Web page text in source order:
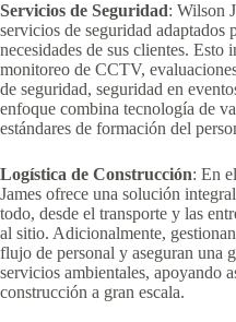
Servicios de Seguridad: Wilson
servicios de seguridad adaptados
necesidades de sus clientes.
monitoreo de CCTV,
de seguridad, seguridad en
enfoque combina tecnología de
estándares de formación del
Logística de Construcción: En
James ofrece una solución
todo, desde el transporte y las
al sitio. Adicionalmente,
flujo de personal y aseguran una
servicios ambientales, apoyando
construcción a gran escala.